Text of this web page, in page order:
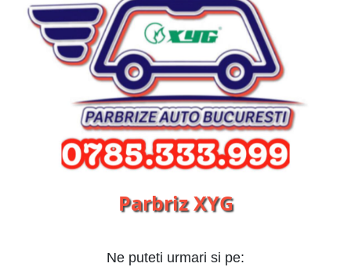
Parbriz XYG
Ne puteti urmari si pe: